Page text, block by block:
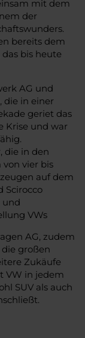
mit dem
der
bereits dem
bis heute
AG und
die in einer
geriet das
Krise und war
die in den
von vier bis
auf dem
Scirocco
und
VWs
AG, zudem
großen
Zukäufe
VW in jedem
SUV als auch